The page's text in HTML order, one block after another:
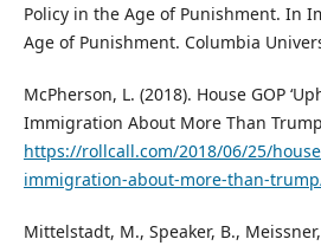
Policy in the Age of Punishment. In
Age of Punishment. Columbia
McPherson, L. (2018). House GOP
Immigration About More Than
https://rollcall.com/2018/06/25/
immigration-about-more-than-
Mittelstadt, M., Speaker, B.,